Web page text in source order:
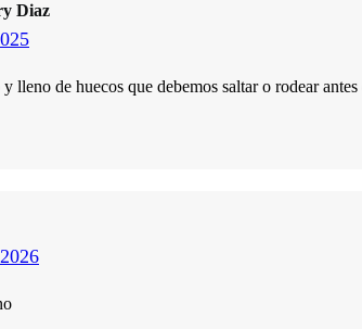
Diaz
lleno de huecos que debemos saltar o rodear